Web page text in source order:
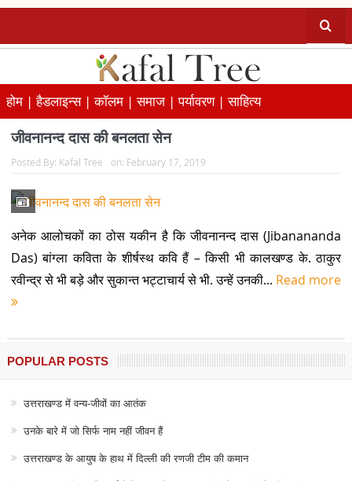
होम |हैडलाइन्स |कॉलम |समाज |पर्यावरण |साहित्य
जीवनानन्द दास की बनलता सेन
Posted By: Kafal Tree on: February 17, 2019
अनेक आलोचकों का ठोस यकीन है कि जीवनानन्द दास (Jibanananda
Das) बांग्ला कविता के शीर्षस्थ कवि हैं – किसी भी कालखण्ड के. ठाकुर
रवीन्द्र से भी बड़े और सुकान्त भट्टाचार्य से भी. उन्हें उनकी... Read more
POPULAR POSTS
उत्तराखण्ड में वन्य-जीवों का आतंक
उनके बारे में जो सिर्फ नाम नहीं जीवन हैं
उत्तराखण्ड के आयुष के हाथ में दिल्ली की रणजी टीम की कमान